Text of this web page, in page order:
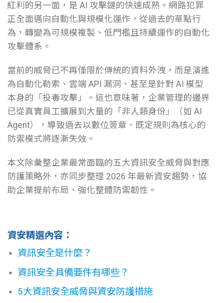
紅利的另一面，是 AI 攻擊鏈的快速成熟。網路犯罪
正全面邁向自動化與規模化運作，從過去的單點行
為，轉變為可規模複製、低門檻且持續運作的自動化
攻擊體系。
當前的威脅已不再僅限於傳統的資料外洩，而是演進
為自動化勒索、雲端 API 漏洞、甚至是針對 AI 模型
本身的「投毒攻擊」。這也意味著，企業管理的邊界
已從真實員工擴展到大量的「非人類身份」（如 AI
Agent），導致過去以數位簽章、既定規則為核心的
防禦模式將逐漸失效。
本文除彙整企業最常面臨的五大資訊安全威脅與對應
防護策略外，亦同步整理 2026 年最新資安趨勢，協
助企業提前布局、強化整體防禦韌性。
資安精選內容：
資訊安全是什麼？
資訊安全具備要件有哪些？
5大資訊安全威脅與資安防護措施